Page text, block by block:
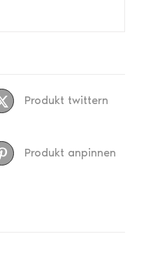
Produkt twittern
Produkt anpinnen